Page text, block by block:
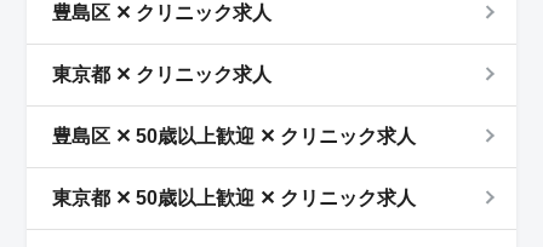
豊島区 ✕ クリニック求人
東京都 ✕ クリニック求人
豊島区 ✕ 50歳以上歓迎 ✕ クリニック求人
東京都 ✕ 50歳以上歓迎 ✕ クリニック求人